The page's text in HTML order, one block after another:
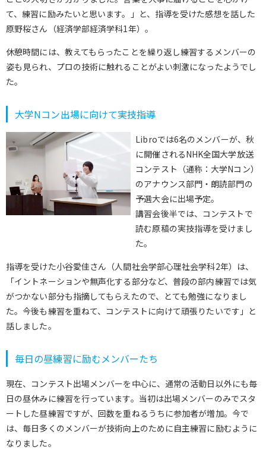
て、練習に励みたいと思います。」と、指導を受けた感想を話した
原野桜さん（経済学部経済学科1年）。
休憩時間には、教えてもらったことを繰り返し練習するメンバーの
姿も見られ、プロの技術に触れることがよい刺激になったようでし
た。
大学Nコン出場に向けて実技指導
Libroでは6名のメンバーが、秋
に開催されるNHK全国大学放送
コンテスト（通称：大学Nコン）
のアナウンス部門・朗読部門の
予選大会に出場予定。
講習会後半では、コンテストで
読む原稿の実技指導を受けまし
た。
指導を受けた小谷愛佳さん（人間社会学部心理社会学科2年）は、
「イントネーションや無声化する部分など、普段の部内練習では気
がつかない部分も指摘してもらえたので、とても勉強になりまし
た。今後も練習を重ねて、コンテストに向けて頑張りたいです」と
話しました。
毎日の昼練習に励むメンバーたち
現在、コンテスト出場メンバーを中心に、通常の活動日以外にも毎
日の昼休みに練習を行っています。当初は出場メンバーのみでスタ
ートした昼練習ですが、回数を重ねるうちに参加者が増加。今で
は、毎日多くのメンバーが技術向上のために自主練習に励むように
なりました。